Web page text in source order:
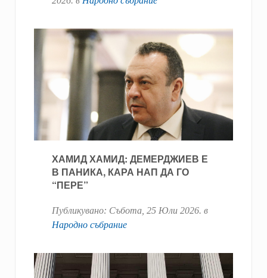
ХАМИД ХАМИД: ДЕМЕРДЖИЕВ Е
В ПАНИКА, КАРА НАП ДА ГО
“ПЕРЕ”
Публикувано: Събота, 25 Юли 2026. в
Народно събрание